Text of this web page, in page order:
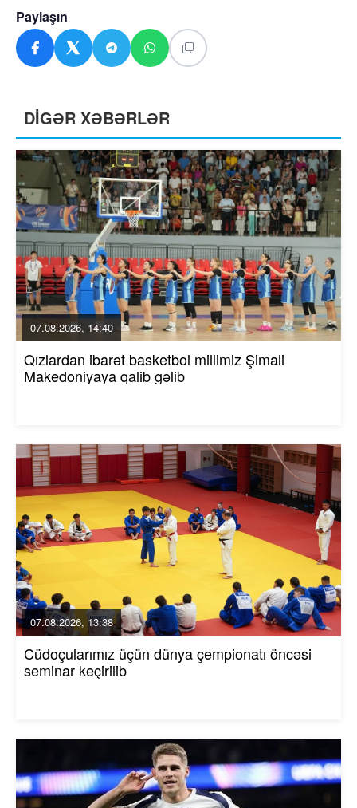
Paylaşın
DİGƏR XƏBƏRLƏR
07.08.2026, 14:40
Qızlardan ibarət basketbol millimiz Şimali
Makedoniyaya qalib gəlib
07.08.2026, 13:38
Cüdoçularımız üçün dünya çempionatı öncəsi
seminar keçirilib